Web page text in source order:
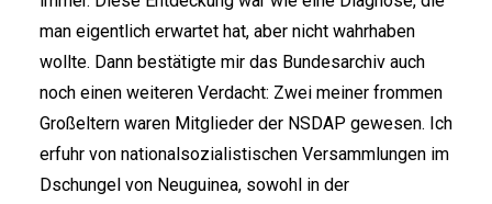
man eigentlich erwartet hat, aber nicht wahrhaben
wollte. Dann bestätigte mir das Bundesarchiv auch
noch einen weiteren Verdacht: Zwei meiner frommen
Großeltern waren Mitglieder der NSDAP gewesen. Ich
erfuhr von nationalsozialistischen Versammlungen im
Dschungel von Neuguinea, sowohl in der